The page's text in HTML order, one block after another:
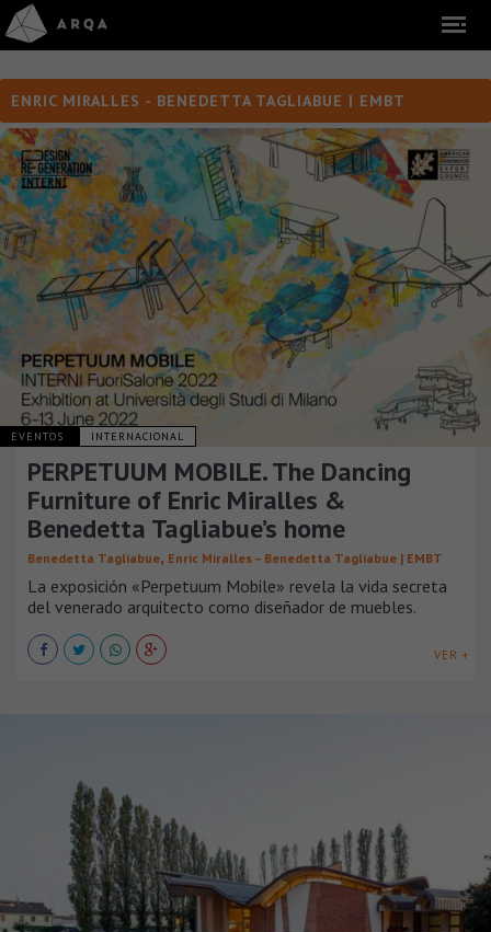
ENRIC MIRALLES - BENEDETTA TAGLIABUE | EMBT
EVENTOS INTERNACIONAL
PERPETUUM MOBILE. The Dancing
Furniture of Enric Miralles &
Benedetta Tagliabue’s home
Benedetta Tagliabue, Enric Miralles – Benedetta Tagliabue | EMBT
La exposición «Perpetuum Mobile» revela la vida secreta
del venerado arquitecto como diseñador de muebles.
VER +